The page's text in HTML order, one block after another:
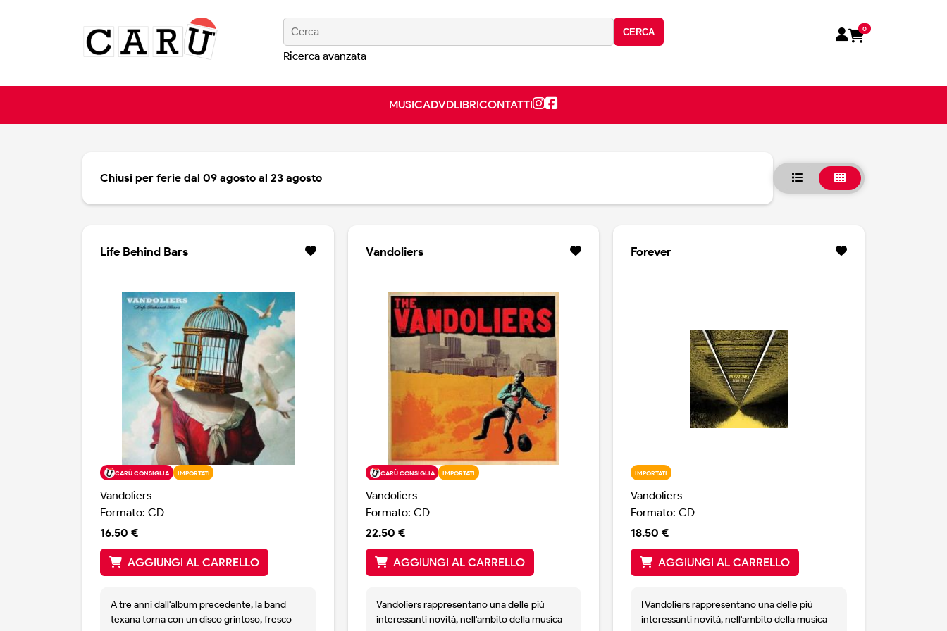
CERCA
Ricerca avanzata
0
MUSICADVDLIBRICONTATTI
Chiusi per ferie dal 09 agosto al 23 agosto
Life Behind Bars
CARÙ CONSIGLIA IMPORTATI
Vandoliers
Formato: CD
16.50 €
AGGIUNGI AL CARRELLO
A tre anni dall'album precedente, la band
texana torna con un disco grintoso, fresco
Vandoliers
CARÙ CONSIGLIA IMPORTATI
Vandoliers
Formato: CD
22.50 €
AGGIUNGI AL CARRELLO
Vandoliers rappresentano una delle più
interessanti novità, nell'ambito della musica
Forever
IMPORTATI
Vandoliers
Formato: CD
18.50 €
AGGIUNGI AL CARRELLO
I Vandoliers rappresentano una delle più
interessanti novità, nell'ambito della musica